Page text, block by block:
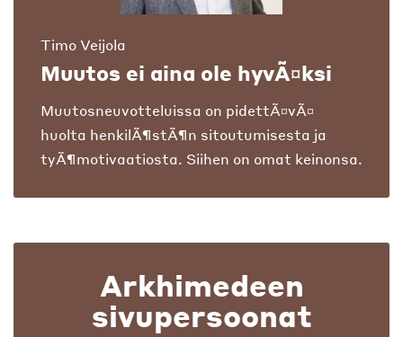
Timo Veijola
Muutos ei aina ole hyvÃ¤ksi
Muutosneuvotteluissa on pidettÃ¤vÃ¤
huolta henkilÃ¶stÃ¶n sitoutumisesta ja
tyÃ¶motivaatiosta. Siihen on omat keinonsa.
Arkhimedeen
sivupersoonat